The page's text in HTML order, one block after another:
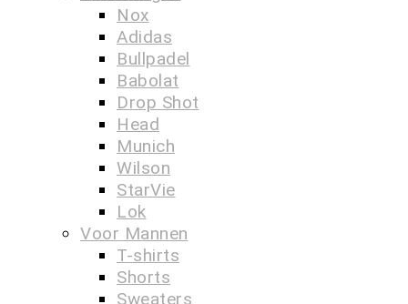
Nox
Adidas
Bullpadel
Babolat
Drop Shot
Head
Munich
Wilson
StarVie
Lok
Voor Mannen
T-shirts
Shorts
Sweaters